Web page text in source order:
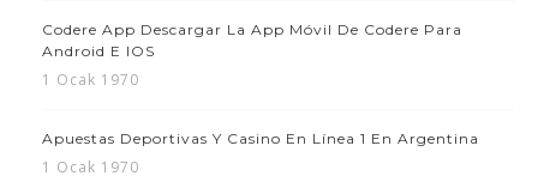
Codere App Descargar La App Móvil De Codere Para
Android E IOS
1 Ocak 1970
Apuestas Deportivas Y Casino En Línea 1 En Argentina
1 Ocak 1970